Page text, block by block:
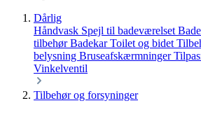
Dårlig
Håndvask Spejl til badeværelset
tilbehørBadekarToilet og bidet
belysning Bruseafskærmninger
Vinkelventil
Tilbehør og forsyninger